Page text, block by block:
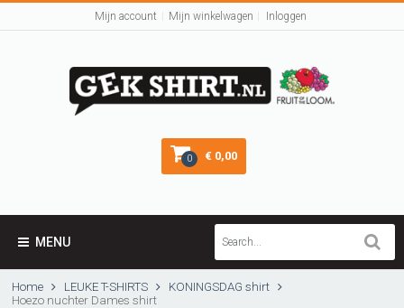
Mijn account Mijn winkelwagen Inloggen
0 € 0,00
MENU
Home LEUKE T-SHIRTS
KONINGSDAG shirt
Hoezo nuchter Dames shirt